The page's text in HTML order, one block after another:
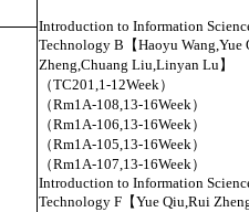
Introduction to Information
Technology B【Haoyu Wang,Yue
Zheng,Chuang Liu,Linyan Lu】
（TC201,1-12Week）
（Rm1A-108,13-16Week）
（Rm1A-106,13-16Week）
（Rm1A-105,13-16Week）
（Rm1A-107,13-16Week）
Introduction to Information
Technology F【Yue Qiu,Rui